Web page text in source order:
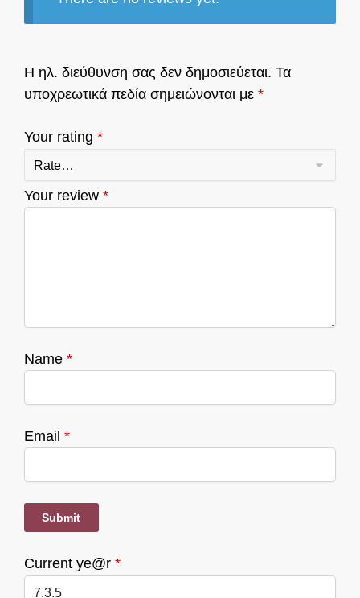
Η ηλ. διεύθυνση σας δεν δημοσιεύεται. Τα
υποχρεωτικά πεδία σημειώνονται με *
Your rating *
Your review *
Name *
Email *
Current ye@r *